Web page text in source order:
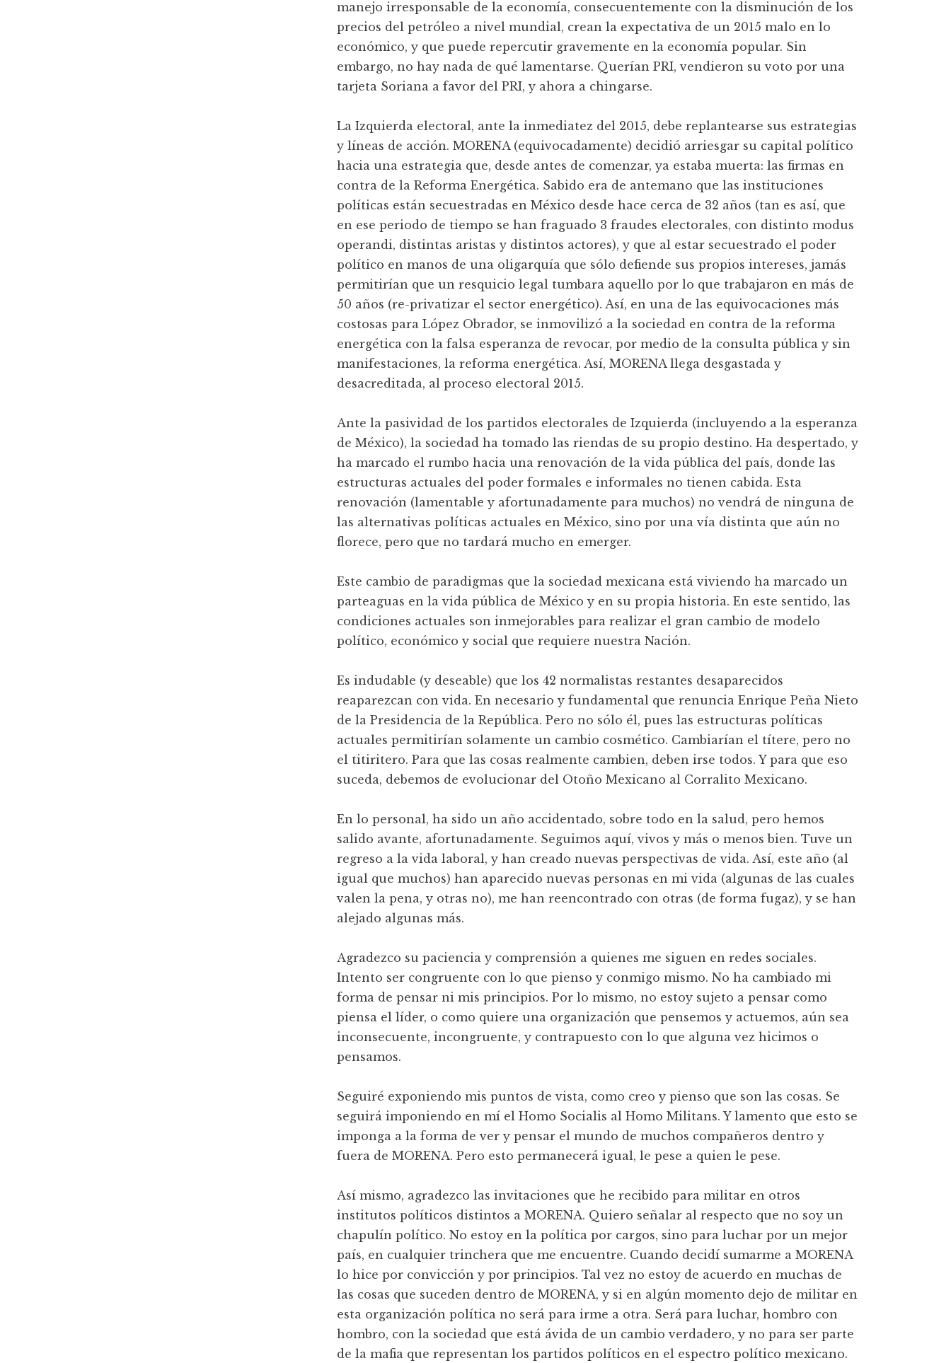
manejo irresponsable de la economía, consecuentemente con la disminución de los
precios del petróleo a nivel mundial, crean la expectativa de un 2015 malo en lo
económico, y que puede repercutir gravemente en la economía popular. Sin
embargo, no hay nada de qué lamentarse. Querían PRI, vendieron su voto por una
tarjeta Soriana a favor del PRI, y ahora a chingarse.
La Izquierda electoral, ante la inmediatez del 2015, debe replantearse sus estrategias
y líneas de acción. MORENA (equivocadamente) decidió arriesgar su capital político
hacia una estrategia que, desde antes de comenzar, ya estaba muerta: las firmas en
contra de la Reforma Energética. Sabido era de antemano que las instituciones
políticas están secuestradas en México desde hace cerca de 32 años (tan es así, que
en ese periodo de tiempo se han fraguado 3 fraudes electorales, con distinto modus
operandi, distintas aristas y distintos actores), y que al estar secuestrado el poder
político en manos de una oligarquía que sólo defiende sus propios intereses, jamás
permitirían que un resquicio legal tumbara aquello por lo que trabajaron en más de
50 años (re-privatizar el sector energético). Así, en una de las equivocaciones más
costosas para López Obrador, se inmovilizó a la sociedad en contra de la reforma
energética con la falsa esperanza de revocar, por medio de la consulta pública y sin
manifestaciones, la reforma energética. Así, MORENA llega desgastada y
desacreditada, al proceso electoral 2015.
Ante la pasividad de los partidos electorales de Izquierda (incluyendo a la esperanza
de México), la sociedad ha tomado las riendas de su propio destino. Ha despertado, y
ha marcado el rumbo hacia una renovación de la vida pública del país, donde las
estructuras actuales del poder formales e informales no tienen cabida. Esta
renovación (lamentable y afortunadamente para muchos) no vendrá de ninguna de
las alternativas políticas actuales en México, sino por una vía distinta que aún no
florece, pero que no tardará mucho en emerger.
Este cambio de paradigmas que la sociedad mexicana está viviendo ha marcado un
parteaguas en la vida pública de México y en su propia historia. En este sentido, las
condiciones actuales son inmejorables para realizar el gran cambio de modelo
político, económico y social que requiere nuestra Nación.
Es indudable (y deseable) que los 42 normalistas restantes desaparecidos
reaparezcan con vida. En necesario y fundamental que renuncia Enrique Peña Nieto
de la Presidencia de la República. Pero no sólo él, pues las estructuras políticas
actuales permitirían solamente un cambio cosmético. Cambiarían el títere, pero no
el titiritero. Para que las cosas realmente cambien, deben irse todos. Y para que eso
suceda, debemos de evolucionar del Otoño Mexicano al Corralito Mexicano.
En lo personal, ha sido un año accidentado, sobre todo en la salud, pero hemos
salido avante, afortunadamente. Seguimos aquí, vivos y más o menos bien. Tuve un
regreso a la vida laboral, y han creado nuevas perspectivas de vida. Así, este año (al
igual que muchos) han aparecido nuevas personas en mi vida (algunas de las cuales
valen la pena, y otras no), me han reencontrado con otras (de forma fugaz), y se han
alejado algunas más.
Agradezco su paciencia y comprensión a quienes me siguen en redes sociales.
Intento ser congruente con lo que pienso y conmigo mismo. No ha cambiado mi
forma de pensar ni mis principios. Por lo mismo, no estoy sujeto a pensar como
piensa el líder, o como quiere una organización que pensemos y actuemos, aún sea
inconsecuente, incongruente, y contrapuesto con lo que alguna vez hicimos o
pensamos.
Seguiré exponiendo mis puntos de vista, como creo y pienso que son las cosas. Se
seguirá imponiendo en mí el Homo Socialis al Homo Militans. Y lamento que esto se
imponga a la forma de ver y pensar el mundo de muchos compañeros dentro y
fuera de MORENA. Pero esto permanecerá igual, le pese a quien le pese.
Así mismo, agradezco las invitaciones que he recibido para militar en otros
institutos políticos distintos a MORENA. Quiero señalar al respecto que no soy un
chapulín político. No estoy en la política por cargos, sino para luchar por un mejor
país, en cualquier trinchera que me encuentre. Cuando decidí sumarme a MORENA
lo hice por convicción y por principios. Tal vez no estoy de acuerdo en muchas de
las cosas que suceden dentro de MORENA, y si en algún momento dejo de militar en
esta organización política no será para irme a otra. Será para luchar, hombro con
hombro, con la sociedad que está ávida de un cambio verdadero, y no para ser parte
de la mafia que representan los partidos políticos en el espectro político mexicano.